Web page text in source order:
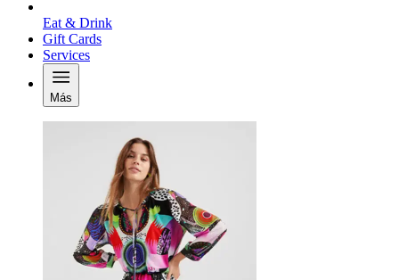
Eat & Drink
Gift Cards
Services
Más